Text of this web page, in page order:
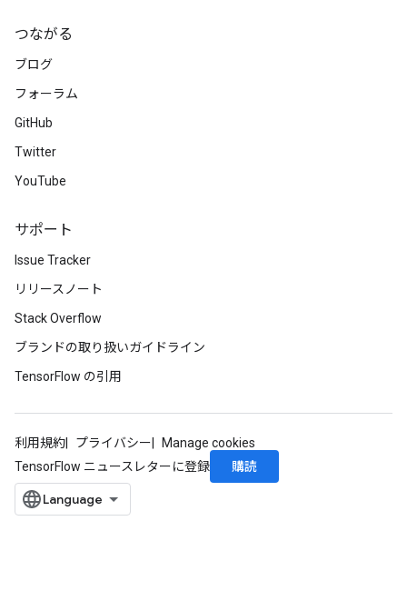
つながる
ブログ
フォーラム
GitHub
Twitter
YouTube
サポート
Issue Tracker
リリースノート
Stack Overflow
ブランドの取り扱いガイドライン
TensorFlow の引用
利用規約 プライバシー
Manage cookies
TensorFlow ニュースレターに登録
購読